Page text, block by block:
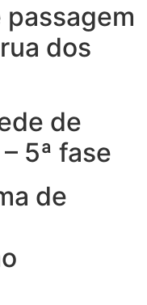
dos
de
5ª fase
de